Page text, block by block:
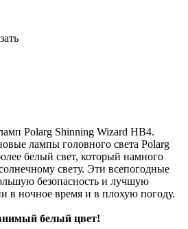
Polarg Shinning Wizard HB4.
лампы головного света Polarg
белый свет, который намного
свету. Эти всепогодные
безопасность и лучшую
в ночное время и в плохую погоду.
белый цвет!